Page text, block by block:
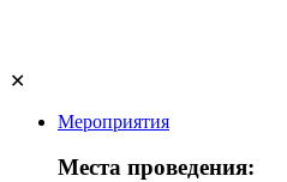
✕
Мероприятия
Места проведения: